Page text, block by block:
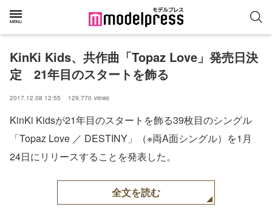
KinKi Kids、共作曲「Topaz Love」発売日決
定　21年目のスタートを飾る
2017.12.08 12:55 129,770 views
KinKi Kidsが21年目のスタートを飾る39枚目のシングル
「Topaz Love ／ DESTINY」（※両A面シングル）を1月
24日にリリースすることを発表した。
全文を読む